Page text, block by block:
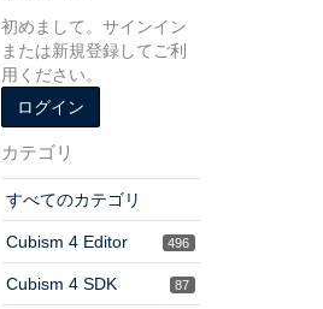
初めまして。サインイン
または新規登録してご利
用ください。
ログイン
カテゴリ
すべてのカテゴリ
496
Cubism 4 Editor
87
Cubism 4 SDK